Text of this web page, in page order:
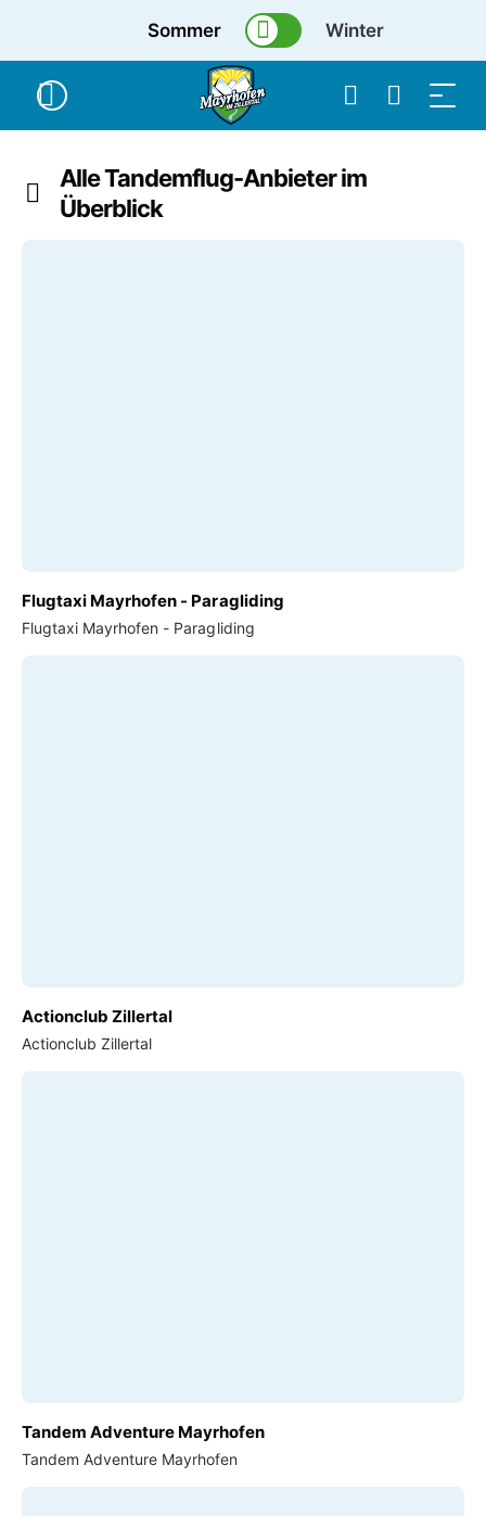
Sommer Winter
Alle Tandemflug-Anbieter im
Überblick
Flugtaxi Mayrhofen - Paragliding
Flugtaxi Mayrhofen - Paragliding
Actionclub Zillertal
Actionclub Zillertal
Tandem Adventure Mayrhofen
Tandem Adventure Mayrhofen